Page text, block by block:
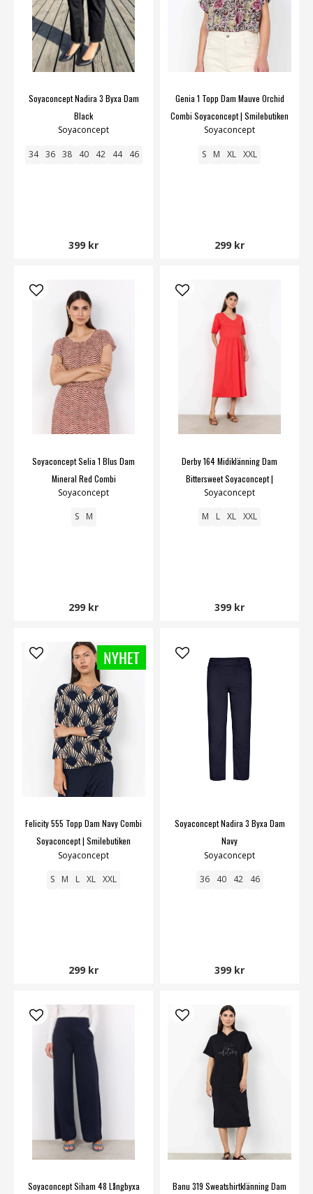
Soyaconcept Nadira 3 Byxa Dam
Black
Soyaconcept
34 36 38 40 42 44 46
399 kr
Genia 1 Topp Dam Mauve Orchid
Combi Soyaconcept | Smilebutiken
Soyaconcept
S M XL XXL
299 kr
Soyaconcept Selia 1 Blus Dam
Mineral Red Combi
Soyaconcept
S M
299 kr
Derby 164 Midiklänning Dam
Bittersweet Soyaconcept |
Smilebutiken
Soyaconcept
M L XL XXL
399 kr
Felicity 555 Topp Dam Navy Combi
Soyaconcept | Smilebutiken
Soyaconcept
S M L XL XXL
299 kr
Soyaconcept Nadira 3 Byxa Dam
Navy
Soyaconcept
36 40 42 46
399 kr
Soyaconcept Siham 48 Långbyxa
Banu 319 Sweatshirtklänning Dam